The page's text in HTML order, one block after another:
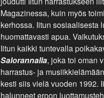
Magazinessa, kuin myös
kerhossa. Iitun sosiaalisesta
huomattavasti apua.
Iitun kaikki tuntevalla
Salorannalla, joka toi oman
harrastus- ja
kesti siis vielä vuoden 1992.
halunneet eroon